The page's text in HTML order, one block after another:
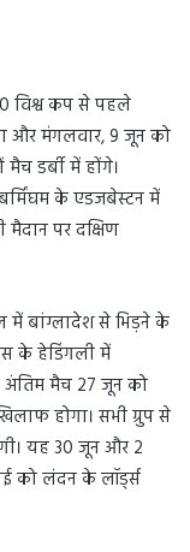
विश्व कप से पहले
और मंगलवार, 9 जून को
डर्बी में होंगे।
के एडजबेस्टन में
पर दक्षिण
में बांग्लादेश से भिड़ने के
के हेडिंगली में
अंतिम मैच 27 जून को
होगा। सभी ग्रुप से
यह 30 जून और 2
को लंदन के लॉर्ड्स